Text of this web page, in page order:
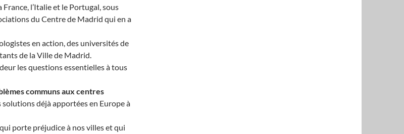
l’Italie et le Portugal, sous
du Centre de Madrid qui en a
en action, des universités de
de la Ville de Madrid.
les questions essentielles à tous
communs aux centres
solutions déjà apportées en Europe à
porte préjudice à nos villes et qui